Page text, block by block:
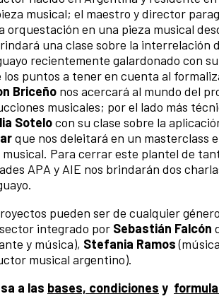
musical; el maestro y director
orquestación en una pieza musical
una clase sobre la interrelación
recientemente galardonado con
los puntos a tener en cuenta al
Briceño nos acercará al mundo del
musicales; por el lado más
Sotelocon su clase sobre la
que nos deleitará en un masterclass
musical. Para cerrar este plantel de
APA y AIE nos brindarán dos
pueden ser de cualquier
integrado por Sebastián Falcón
y música), Stefania Ramos
musical argentino).
a las bases, condiciones y